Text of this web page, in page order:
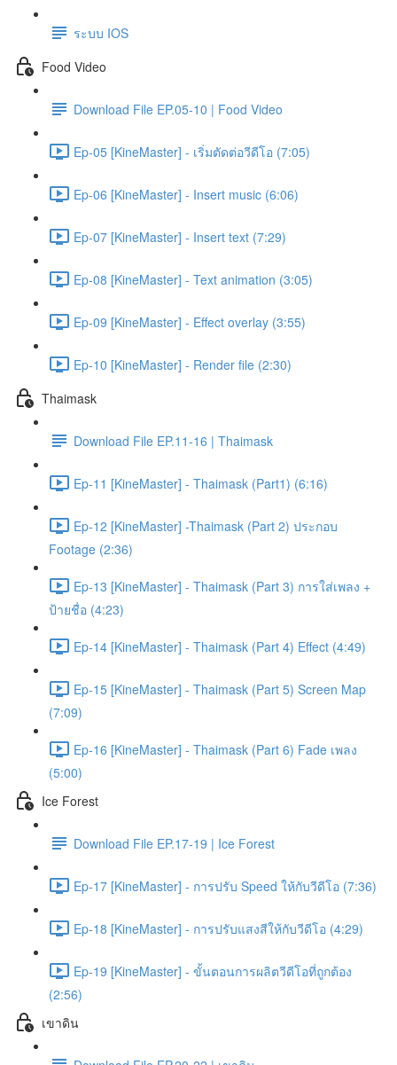
ระบบ IOS
Food Video
Download File EP.05-10 | Food Video
Ep-05 [KineMaster] - เริ่มตัดต่อวีดีโอ (7:05)
Ep-06 [KineMaster] - Insert music (6:06)
Ep-07 [KineMaster] - Insert text (7:29)
Ep-08 [KineMaster] - Text animation (3:05)
Ep-09 [KineMaster] - Effect overlay (3:55)
Ep-10 [KineMaster] - Render file (2:30)
Thaimask
Download File EP.11-16 | Thaimask
Ep-11 [KineMaster] - Thaimask (Part1) (6:16)
Ep-12 [KineMaster] -Thaimask (Part 2) ประกอบ
Footage (2:36)
Ep-13 [KineMaster] - Thaimask (Part 3) การใส่เพลง +
ป้ายชื่อ (4:23)
Ep-14 [KineMaster] - Thaimask (Part 4) Effect (4:49)
Ep-15 [KineMaster] - Thaimask (Part 5) Screen Map
(7:09)
Ep-16 [KineMaster] - Thaimask (Part 6) Fade เพลง
(5:00)
Ice Forest
Download File EP.17-19 | Ice Forest
Ep-17 [KineMaster] - การปรับ Speed ให้กับวีดีโอ (7:36)
Ep-18 [KineMaster] - การปรับแสงสีให้กับวีดีโอ (4:29)
Ep-19 [KineMaster] - ขั้นตอนการผลิตวีดีโอที่ถูกต้อง
(2:56)
เขาดิน